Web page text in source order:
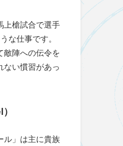
上槍試合で選手
な仕事です。
敵陣への伝令を
ない慣習があっ
ル」は主に貴族